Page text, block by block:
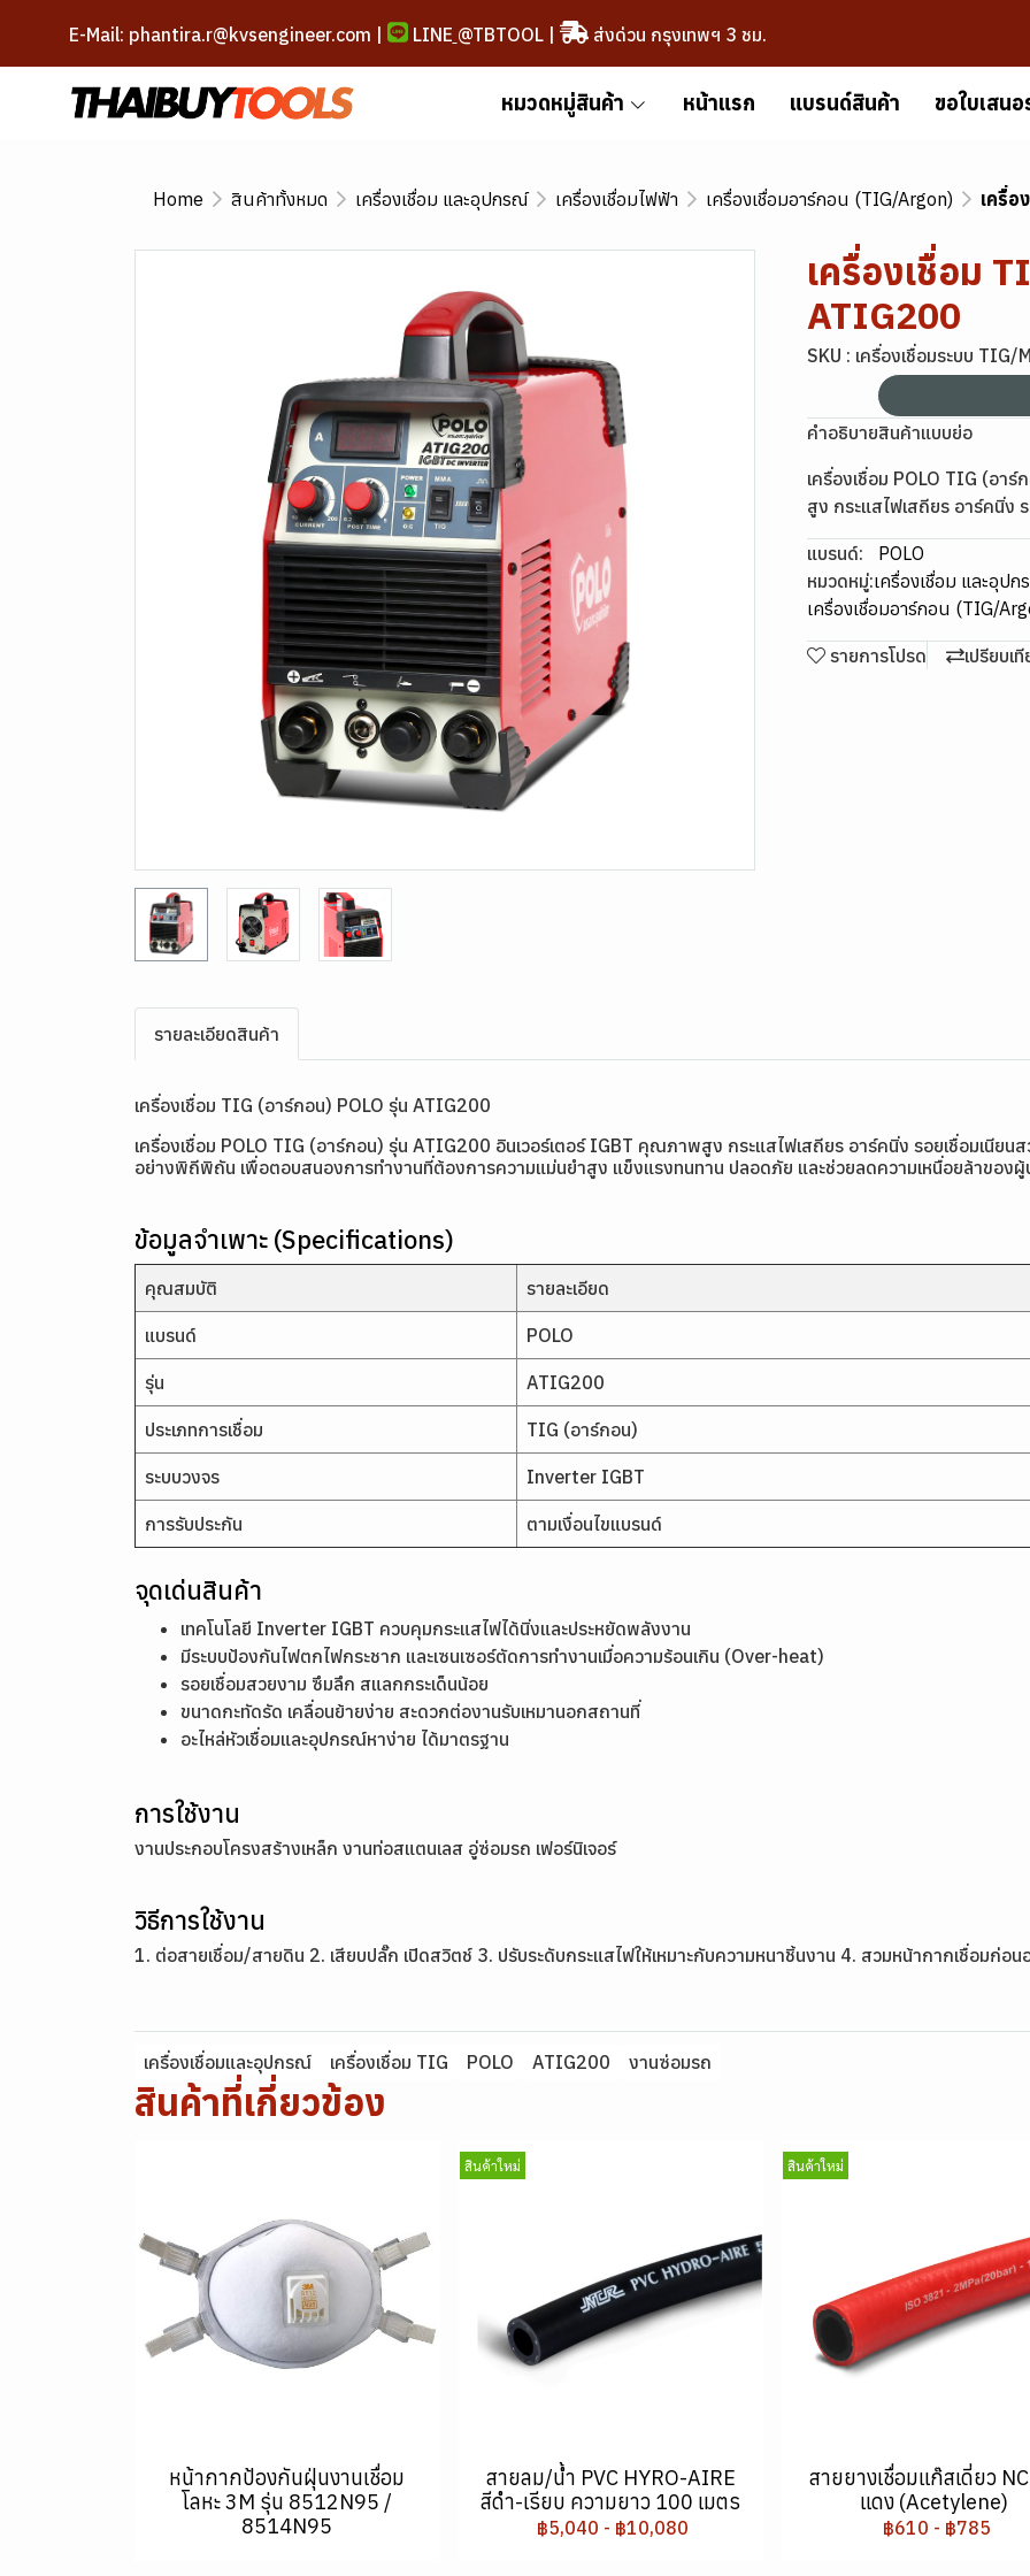
E-Mail: phantira.r@kvsengineer.com | LINE @TBTOOL| ส่งด่วน กรุงเทพฯ 3 ชม.
หมวดหมู่สินค้า หน้าแรก แบรนด์สินค้า ขอใบเสนอ
Home สินค้าทั้งหมด เครื่องเชื่อม และอุปกรณ์ เครื่องเชื่อมไฟฟ้า เครื่องเชื่อมอาร์กอน (TIG/Argon) เครื่อ
เครื่องเชื่อม
ATIG200
SKU : เครื่องเชื่อมระบบ
คำอธิบายสินค้าแบบย่อ
เครื่องเชื่อม POLO TIG (อา
สูง กระแสไฟเสถียร อาร์คนิ่ง
แบรนด์:
POLO
หมวดหมู่:เครื่องเชื่อม และอุป
เครื่องเชื่อมอาร์กอน (TIG/
รายการโปรด เปรียบเ
รายละเอียดสินค้า
เครื่องเชื่อม TIG (อาร์กอน) POLO รุ่น ATIG200
เครื่องเชื่อม POLO TIG (อาร์กอน) รุ่น ATIG200 อินเวอร์เตอร์ IGBT คุณภาพสูง กระแสไฟเสถียร อาร์คนิ่ง รอยเชื่อมเนี
อย่างพิถีพิถัน เพื่อตอบสนองการทำงานที่ต้องการความแม่นยำสูง แข็งแรงทนทาน ปลอดภัย และช่วยลดความเหนื่อยล้าของ
ข้อมูลจำเพาะ (Specifications)
คุณสมบัติ รายละเอียด
แบรนด์ POLO
รุ่น ATIG200
ประเภทการเชื่อม TIG (อาร์กอน)
ระบบวงจร Inverter IGBT
การรับประกัน ตามเงื่อนไขแบรนด์
จุดเด่นสินค้า
เทคโนโลยี Inverter IGBT ควบคุมกระแสไฟได้นิ่งและประหยัดพลังงาน
มีระบบป้องกันไฟตกไฟกระชาก และเซนเซอร์ตัดการทำงานเมื่อความร้อนเกิน (Over-heat)
รอยเชื่อมสวยงาม ซึมลึก สแลกกระเด็นน้อย
ขนาดกะทัดรัด เคลื่อนย้ายง่าย สะดวกต่องานรับเหมานอกสถานที่
อะไหล่หัวเชื่อมและอุปกรณ์หาง่าย ได้มาตรฐาน
การใช้งาน
งานประกอบโครงสร้างเหล็ก งานท่อสแตนเลส อู่ซ่อมรถ เฟอร์นิเจอร์
วิธีการใช้งาน
1. ต่อสายเชื่อม/สายดิน 2. เสียบปลั๊ก เปิดสวิตช์ 3. ปรับระดับกระแสไฟให้เหมาะกับความหนาชิ้นงาน 4. สวมหน้ากากเชื่อมก่อน
เครื่องเชื่อมและอุปกรณ์ เครื่องเชื่อม TIG POLO ATIG200 งานซ่อมรถ
สินค้าที่เกี่ยวข้อง
หน้ากากป้องกันฝุ่นงานเชื่อม
โลหะ 3M รุ่น 8512N95 /
8514N95
สินค้าใหม่
สายลม/น้ำ PVC HYRO-AIRE
สีดำ-เรียบ ความยาว 100 เมตร
฿5,040 - ฿10,080
สินค้าใหม่
สายยางเชื่อมแก๊สเดี่ยว
แดง (Acetylene)
฿610 - ฿785